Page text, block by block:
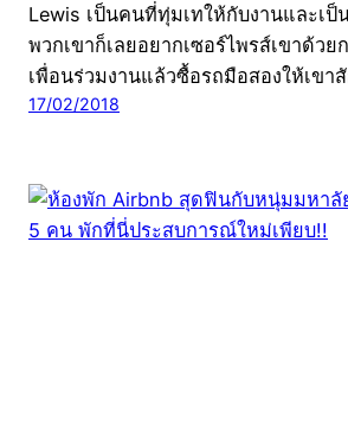
Lewis เป็นคนที่ทุ่มเทให้กับงานและเ
พวกเขาก็เลยอยากเซอร์ไพรส์เขาด้วย
เพื่อนร่วมงานแล้วซื้อรถมือสองให้เข
17/02/2018